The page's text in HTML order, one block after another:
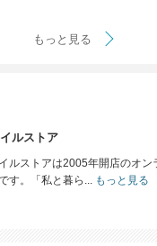
もっと見る
ルストア
ルストアは2005年開店のオン
す。「私と暮ら...もっと見る